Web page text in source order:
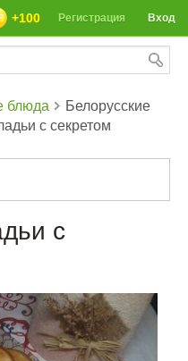
Вход
Регистрация
+100
блюда
Белорусские
с секретом
с